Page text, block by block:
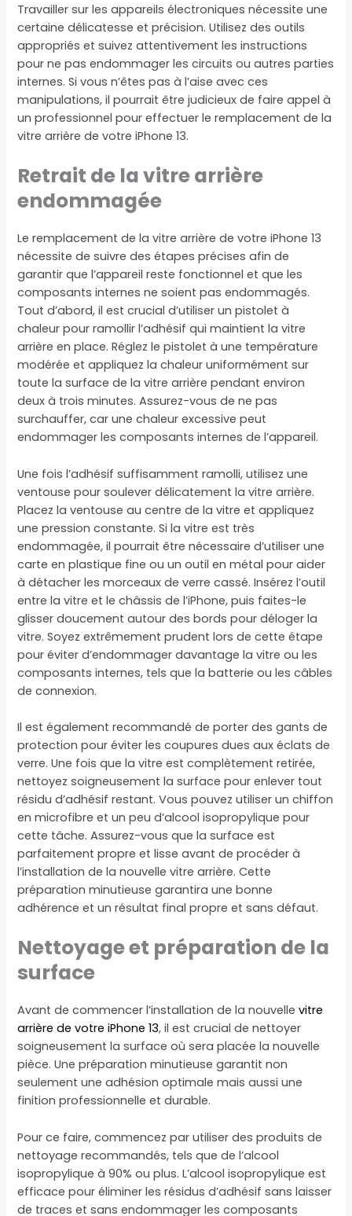
Travailler sur les appareils électroniques nécessite une
certaine délicatesse et précision. Utilisez des outils
appropriés et suivez attentivement les instructions
pour ne pas endommager les circuits ou autres parties
internes. Si vous n’êtes pas à l’aise avec ces
manipulations, il pourrait être judicieux de faire appel à
un professionnel pour effectuer le remplacement de la
vitre arrière de votre iPhone 13.
Retrait de la vitre arrière
endommagée
Le remplacement de la vitre arrière de votre iPhone 13
nécessite de suivre des étapes précises afin de
garantir que l’appareil reste fonctionnel et que les
composants internes ne soient pas endommagés.
Tout d’abord, il est crucial d’utiliser un pistolet à
chaleur pour ramollir l’adhésif qui maintient la vitre
arrière en place. Réglez le pistolet à une température
modérée et appliquez la chaleur uniformément sur
toute la surface de la vitre arrière pendant environ
deux à trois minutes. Assurez-vous de ne pas
surchauffer, car une chaleur excessive peut
endommager les composants internes de l’appareil.
Une fois l’adhésif suffisamment ramolli, utilisez une
ventouse pour soulever délicatement la vitre arrière.
Placez la ventouse au centre de la vitre et appliquez
une pression constante. Si la vitre est très
endommagée, il pourrait être nécessaire d’utiliser une
carte en plastique fine ou un outil en métal pour aider
à détacher les morceaux de verre cassé. Insérez l’outil
entre la vitre et le châssis de l’iPhone, puis faites-le
glisser doucement autour des bords pour déloger la
vitre. Soyez extrêmement prudent lors de cette étape
pour éviter d’endommager davantage la vitre ou les
composants internes, tels que la batterie ou les câbles
de connexion.
Il est également recommandé de porter des gants de
protection pour éviter les coupures dues aux éclats de
verre. Une fois que la vitre est complètement retirée,
nettoyez soigneusement la surface pour enlever tout
résidu d’adhésif restant. Vous pouvez utiliser un chiffon
en microfibre et un peu d’alcool isopropylique pour
cette tâche. Assurez-vous que la surface est
parfaitement propre et lisse avant de procéder à
l’installation de la nouvelle vitre arrière. Cette
préparation minutieuse garantira une bonne
adhérence et un résultat final propre et sans défaut.
Nettoyage et préparation de la
surface
Avant de commencer l’installation de la nouvelle vitre
arrière de votre iPhone 13, il est crucial de nettoyer
soigneusement la surface où sera placée la nouvelle
pièce. Une préparation minutieuse garantit non
seulement une adhésion optimale mais aussi une
finition professionnelle et durable.
Pour ce faire, commencez par utiliser des produits de
nettoyage recommandés, tels que de l’alcool
isopropylique à 90% ou plus. L’alcool isopropylique est
efficace pour éliminer les résidus d’adhésif sans laisser
de traces et sans endommager les composants